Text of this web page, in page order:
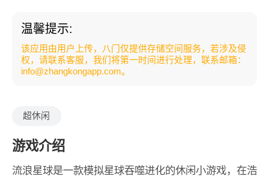
温馨提示:
该应用由用户上传，八门仅提供存储空间服务，若涉及侵
权，请联系客服，我们将第一时间进行处理，联系邮箱：
info@zhangkongapp.com。
超休闲
游戏介绍
流浪星球是一款模拟星球吞噬进化的休闲小游戏，在浩